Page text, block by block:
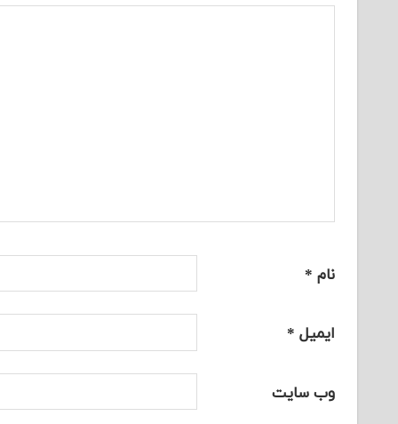
نام *
ایمیل *
وب‌ سایت